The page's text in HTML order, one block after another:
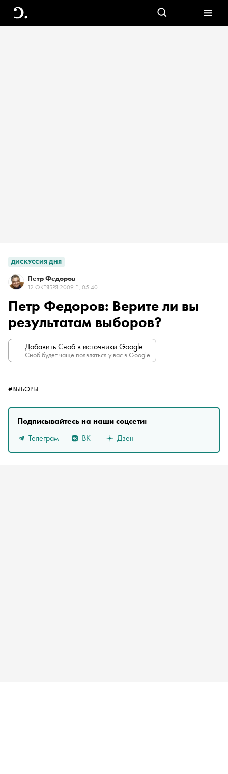
ДИСКУССИЯ ДНЯ
Петр Федоров
12 ОКТЯБРЯ 2009 Г., 05:40
Петр Федоров: Верите ли вы
результатам выборов?
Добавить Сноб в источники Google
Сноб будет чаще появляться у вас в Google.
#ВЫБОРЫ
Подписывайтесь на наши соцсети:
Телеграм
ВК Дзен